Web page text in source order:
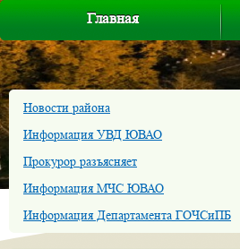
Главная
Новости района
Информация УВД ЮВАО
Прокурор разъясняет
Информация МЧС ЮВАО
Информация Департамента ГОЧСиПБ